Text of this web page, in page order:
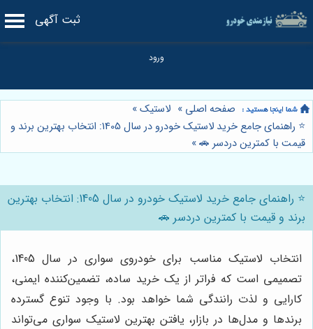
ثبت آگهی
صفحه اصلی » لاستیک»
⭐️ راهنمای جامع خرید لاستیک خودرو در سال 1405: انتخاب بهترین برند و
قیمت با کمترین دردسر 🚗»
⭐️ راهنمای جامع خرید لاستیک خودرو در سال 1405: انتخاب بهترین
برند و قیمت با کمترین دردسر 🚗
انتخاب لاستیک مناسب برای خودروی سواری در سال 1405،
تصمیمی است که فراتر از یک خرید ساده، تضمین‌کننده ایمنی،
کارایی و لذت رانندگی شما خواهد بود. با وجود تنوع گسترده
برندها و مدل‌ها در بازار، یافتن بهترین لاستیک سواری می‌تواند